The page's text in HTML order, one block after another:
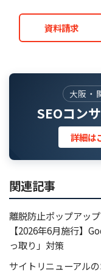
資料請求
大阪・
SEOコン
詳細は
関連記事
離脱防止ポップアッ
【2026年6月施行】
っ取り」対策
サイトリニューアル